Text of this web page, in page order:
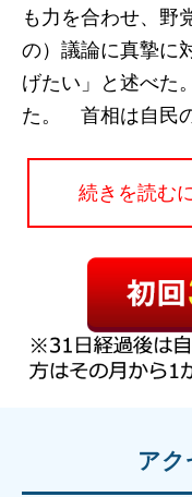
も力を合わせ、野
の）議論に真摯に
げたい」と述べた
た。 首相は自民
続きを読む
ア